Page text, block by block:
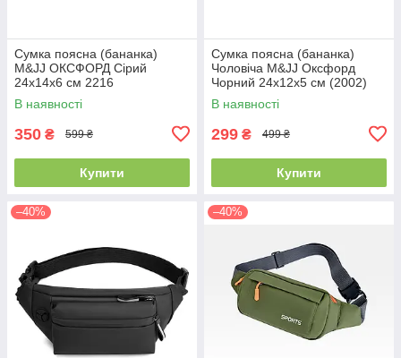
Сумка поясна (бананка)
M&JJ ОКСФОРД Сірий
24х14х6 см 2216
В наявності
350 ₴ 599 ₴
Купити
Сумка поясна (бананка)
Чоловіча M&JJ Оксфорд
Чорний 24х12х5 см (2002)
В наявності
299 ₴ 499 ₴
Купити
–40% –40%